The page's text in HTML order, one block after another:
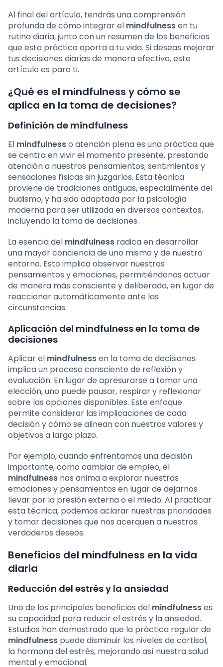
Al final del artículo, tendrás una comprensión
profunda de cómo integrar el mindfulnessen tu
rutina diaria, junto con un resumen de los beneficios
que esta práctica aporta a tu vida. Si deseas mejorar
tus decisiones diarias de manera efectiva, este
artículo es para ti.
¿Qué es el mindfulness y cómo se
aplica en la toma de decisiones?
Definición de mindfulness
El mindfulnesso atención plena es una práctica que
se centra en vivir el momento presente, prestando
atención a nuestros pensamientos, sentimientos y
sensaciones físicas sin juzgarlos. Esta técnica
proviene de tradiciones antiguas, especialmente del
budismo, y ha sido adaptada por la psicología
moderna para ser utilizada en diversos contextos,
incluyendo la toma de decisiones.
La esencia del mindfulness radica en desarrollar
una mayor conciencia de uno mismo y de nuestro
entorno. Esto implica observar nuestros
pensamientos y emociones, permitiéndonos actuar
de manera más consciente y deliberada, en lugar de
reaccionar automáticamente ante las
circunstancias.
Aplicación del mindfulness en la toma de
decisiones
Aplicar el mindfulnessen la toma de decisiones
implica un proceso consciente de reflexión y
evaluación. En lugar de apresurarse a tomar una
elección, uno puede pausar, respirar y reflexionar
sobre las opciones disponibles. Este enfoque
permite considerar las implicaciones de cada
decisión y cómo se alinean con nuestros valores y
objetivos a largo plazo.
Por ejemplo, cuando enfrentamos una decisión
importante, como cambiar de empleo, el
mindfulness nos anima a explorar nuestras
emociones y pensamientos en lugar de dejarnos
llevar por la presión externa o el miedo. Al practicar
esta técnica, podemos aclarar nuestras prioridades
y tomar decisiones que nos acerquen a nuestros
verdaderos deseos.
Beneficios del mindfulness en la vida
diaria
Reducción del estrés y la ansiedad
Uno de los principales beneficios del mindfulnesses
su capacidad para reducir el estrés y la ansiedad.
Estudios han demostrado que la práctica regular de
mindfulness puede disminuir los niveles de cortisol,
la hormona del estrés, mejorando así nuestra salud
mental y emocional.